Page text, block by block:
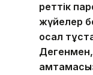
реттік
жүйелер
осал
Дегенмен,